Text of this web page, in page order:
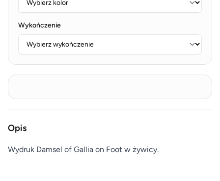
Wykończenie
Opis
Wydruk Damsel of Gallia on Foot w żywicy.